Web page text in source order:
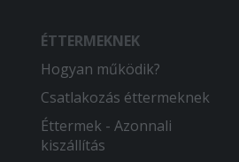
ÉTTERMEKNEK
Hogyan működik?
Csatlakozás éttermeknek
Éttermek - Azonnali
kiszállítás